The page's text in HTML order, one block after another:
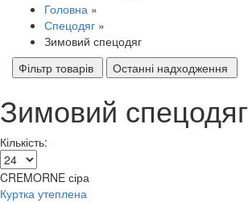
Головна »
Спецодяг »
Зимовий спецодяг
Фільтр товарів
Останні надходження
Зимовий спецодяг
Кількість:
CREMORNE сіра
Куртка утеплена